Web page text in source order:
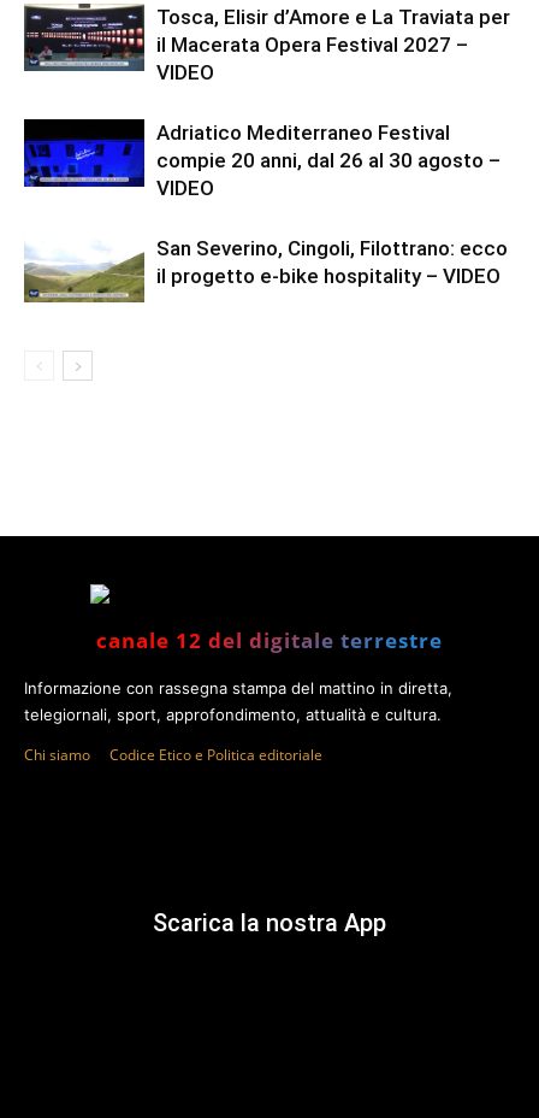
Tosca, Elisir d’Amore e La Traviata per
il Macerata Opera Festival 2027 –
VIDEO
Adriatico Mediterraneo Festival
compie 20 anni, dal 26 al 30 agosto –
VIDEO
San Severino, Cingoli, Filottrano: ecco
il progetto e-bike hospitality – VIDEO
canale 12 del digitale terrestre
Informazione con rassegna stampa del mattino in diretta,
telegiornali, sport, approfondimento, attualità e cultura.
Chi siamo Codice Etico e Politica editoriale
Scarica la nostra App